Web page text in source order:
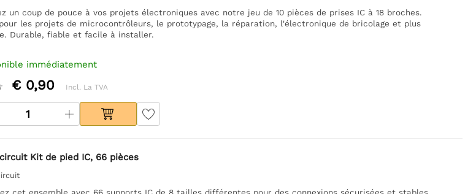
un coup de pouce à vos projets électroniques avec notre jeu de 10 pièces de prises IC à 18 broches.
les projets de microcontrôleurs, le prototypage, la réparation, l'électronique de bricolage et plus
Durable, fiable et facile à installer.
immédiatement
€ 0,90 Incl. La TVA
Kit de pied IC, 66 pièces
cet ensemble avec 66 supports IC de 8 tailles différentes pour des connexions sécurisées et stables.